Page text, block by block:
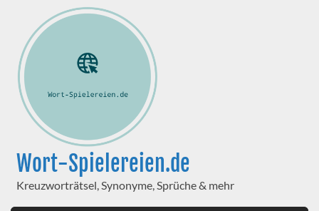
Wort-Spielereien.de
Kreuzworträtsel, Synonyme, Sprüche & mehr